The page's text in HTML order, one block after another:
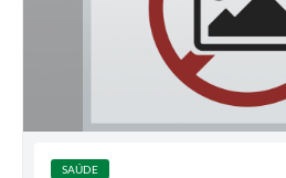
SAÚDE